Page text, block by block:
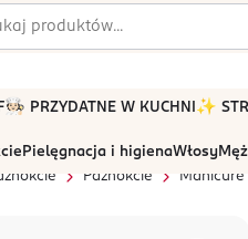
🧑🏻‍🍳 PRZYDATNE W KUCHNI ✨
Pielęgnacja i higienaWłosy
Paznokcie